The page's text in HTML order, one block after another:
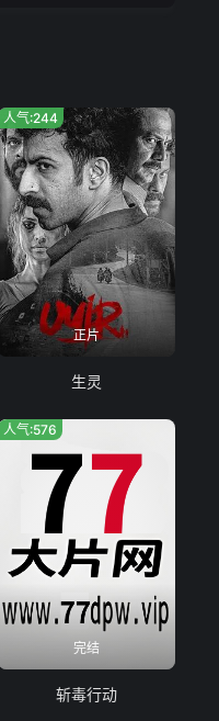
正片
人气:244
生灵
完结
人气:576
斩毒行动